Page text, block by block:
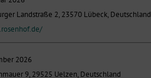
Landstraße 2, 23570 Lübeck, Deutschland
2026
9, 29525 Uelzen, Deutschland